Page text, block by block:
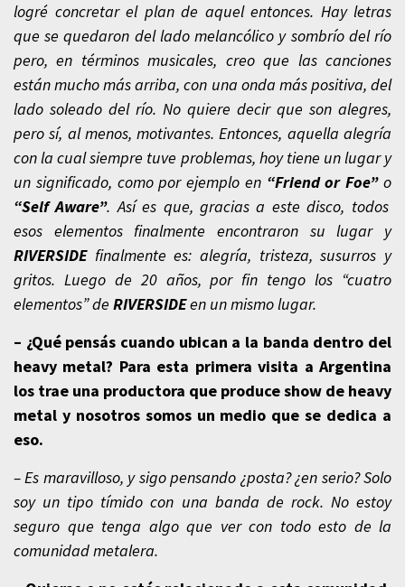
logré concretar el plan de aquel entonces. Hay letras
que se quedaron del lado melancólico y sombrío del río
pero, en términos musicales, creo que las canciones
están mucho más arriba, con una onda más positiva, del
lado soleado del río. No quiere decir que son alegres,
pero sí, al menos, motivantes. Entonces, aquella alegría
con la cual siempre tuve problemas, hoy tiene un lugar y
un significado, como por ejemplo en “Friend or Foe”o
“Self Aware”. Así es que, gracias a este disco, todos
esos elementos finalmente encontraron su lugar y
RIVERSIDEfinalmente es: alegría, tristeza, susurros y
gritos. Luego de 20 años, por fin tengo los “cuatro
elementos” de RIVERSIDEen un mismo lugar.
– ¿Qué pensás cuando ubican a la banda dentro del
heavy metal? Para esta primera visita a Argentina
los trae una productora que produce show de heavy
metal y nosotros somos un medio que se dedica a
eso.
– Es maravilloso, y sigo pensando ¿posta? ¿en serio? Solo
soy un tipo tímido con una banda de rock. No estoy
seguro que tenga algo que ver con todo esto de la
comunidad metalera.